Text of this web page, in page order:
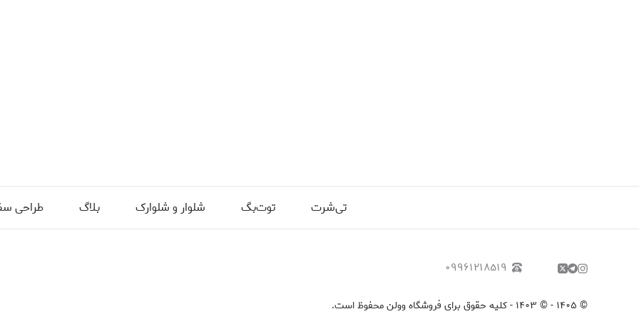
تی‌شرت توت‌بگ شلوار و شلوارک بلاگ طراحی
۰۹۹۶۱۲۱۸۵۱۹
© ۱۴۰۵ -© ۱۴۰۳ - کلیه حقوق برای فروشگاه وولن محفوظ است.